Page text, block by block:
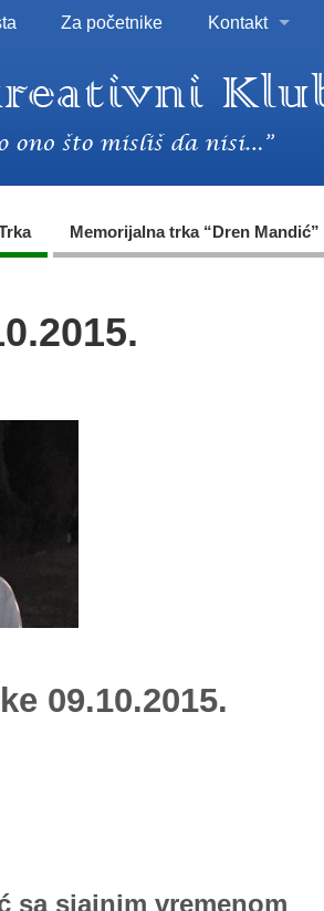
Za početnike Kontakt
Memorijalna trka “Dren Mandić”
09.10.2015.
sa sjajnim vremenom